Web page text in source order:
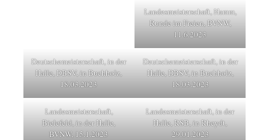
Landesmeisterschaft, Hamm,
Runde im Freien, BVNW,
11.6.2023
Deutschemeisterschaft, in der
Halle, DBSV, in Buchholz,
18.03.2023
Deutschemeisterschaft, in der
Halle, DBSV, in Buchholz,
18.03.2023
Landesmeisterschaft,
Bielefeld, in der Halle,
BVNW, 15.1.2023
Landesmeisterschaft, in der
Halle, RSB, in Rheydt,
29.01.2023